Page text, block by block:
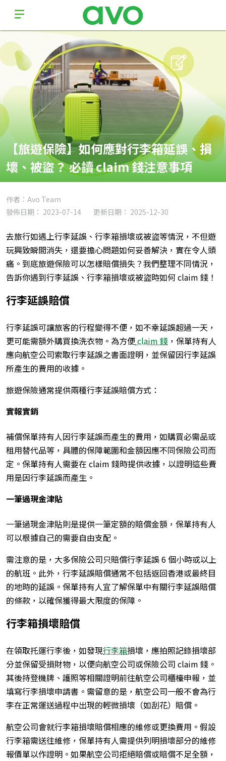
【旅遊保險】如何應對行李箱延誤、損
壞、被盜？ 必讀 claim 錢注意事項
作者：Avo Team
發佈日期： 2023-07-14
更新日期： 2025-12-30
去旅行如遇上行李延誤、行李箱損壞或被盜等情況，不但遊
玩興致瞬間消失，還要擔心問題如何妥善解決，實在令人頭
痛。到底旅遊保險可以怎樣賠償損失？我們整理不同情況，
告訴你遇到行李延誤、行李箱損壞或被盜時如何 claim 錢！
行李延誤賠償
行李延誤可讓旅客的行程變得不便，如不幸延誤超過一天，
更可能需額外購買換洗衣物。為方便claim 錢 ，保單持有人
應向航空公司索取行李延誤之書面證明，並保留因行李延誤
所產生的費用的收據。
旅遊保險通常提供兩種行李延誤賠償方式：
實報實銷
補償保單持有人因行李延誤而產生的費用，如購買必需品或
租用替代品等，具體的保障範圍和金額因應不同保險公司而
定。保單持有人需要在 claim 錢時提供收據，以證明這些費
用是因行李延誤而產生。
一筆過現金津貼
一筆過現金津貼則是提供一筆定額的賠償金額，保單持有人
可以根據自己的需要自由支配。
需注意的是，大多保險公司只賠償行李延誤 6 個小時或以上
的航班。此外，行李延誤賠償通常不包括返回香港或最終目
的地時的延誤。保單持有人宜了解保單中有關行李延誤賠償
的條款，以確保獲得最大限度的保障。
行李箱損壞賠償
在領取托運行李後，如發現行李箱損壞，應拍照記錄損壞部
分並保留受損財物，以便向航空公司或保險公司 claim 錢。
其後持登機牌、護照等相關證明前往航空公司櫃檯申報，並
填寫行李損壞申請書。需留意的是，航空公司一般不會為行
李在正常運送過程中出現的輕微損壞（如刮花）賠償。
航空公司會就行李箱損壞賠償相應的維修或更換費用。假設
行李箱需送往維修，保單持有人需提供列明損壞部分的維修
報價單以作證明。如果航空公司拒絕賠償或賠償不足全額，